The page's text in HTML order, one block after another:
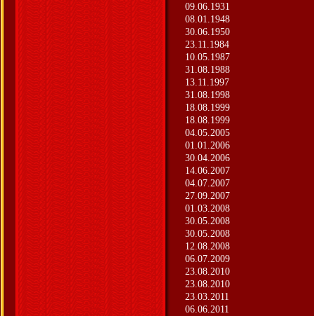
09.06.1931
08.01.1948
30.06.1950
23.11.1984
10.05.1987
31.08.1988
13.11.1997
31.08.1998
18.08.1999
18.08.1999
04.05.2005
01.01.2006
30.04.2006
14.06.2007
04.07.2007
27.09.2007
01.03.2008
30.05.2008
30.05.2008
12.08.2008
06.07.2009
23.08.2010
23.08.2010
23.03.2011
06.06.2011